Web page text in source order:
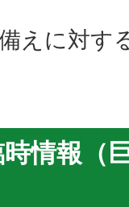
えに対す
情報（